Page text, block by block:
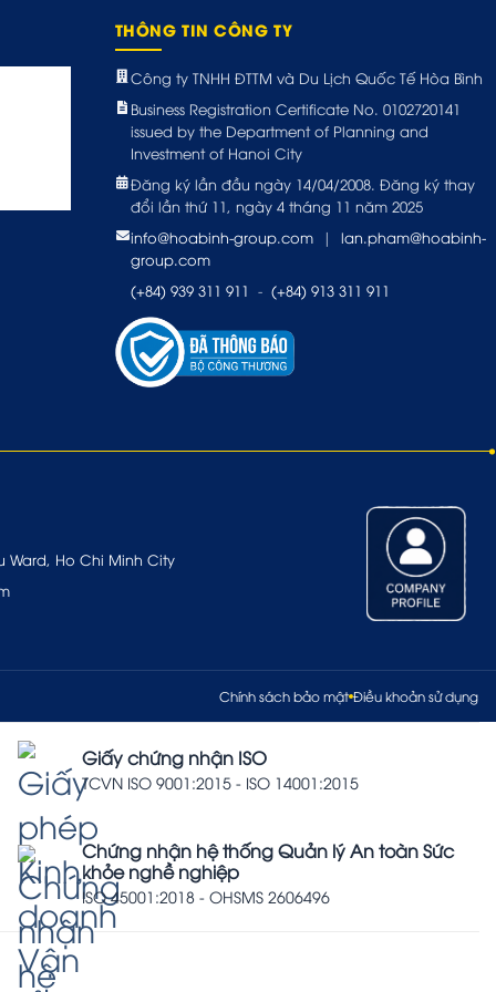
THÔNG TIN CÔNG TY
Công ty TNHH ĐTTM và Du Lịch Quốc Tế Hòa Bình
Business Registration Certificate No. 0102720141
issued by the Department of Planning and
Investment of Hanoi City
Đăng ký lần đầu ngày 14/04/2008. Đăng ký thay
đổi lần thứ 11, ngày 4 tháng 11 năm 2025
info@hoabinh-group.com
|
lan.pham@hoabinh-
group.com
(+84) 939 311 911 - (+84) 913 311 911
Ward, Ho Chi Minh City
Chính sách bảo mật Điều khoản sử dụng
Giấy chứng nhận ISO
TCVN ISO 9001:2015 - ISO 14001:2015
Chứng nhận hệ thống Quản lý An toàn Sức
khỏe nghề nghiệp
ISO 45001:2018 - OHSMS 2606496